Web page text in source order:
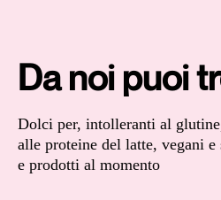
Da noi puoi
Dolci per, intolleranti al
alle proteine del latte, vegani e
e prodotti al momento